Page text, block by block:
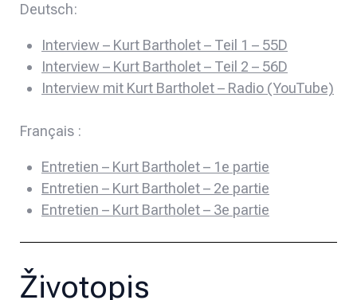
Deutsch:
Interview – Kurt Bartholet – Teil 1 – 55D
Interview – Kurt Bartholet – Teil 2 – 56D
Interview mit Kurt Bartholet – Radio (YouTube)
Français :
Entretien – Kurt Bartholet – 1e partie
Entretien – Kurt Bartholet – 2e partie
Entretien – Kurt Bartholet – 3e partie
Životopis